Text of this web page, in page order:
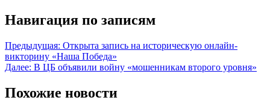
Навигация по записям
Предыдущая: Открыта запись на историческую онлайн-
викторину «Наша Победа»
Далее: В ЦБ объявили войну «мошенникам второго уровня»
Похожие новости